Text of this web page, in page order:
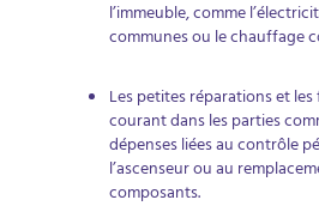
l’immeuble, comme
communes ou le chauffage
Les petites réparations et
courant dans les parties
dépenses liées au contrôle
l’ascenseur ou au
composants.